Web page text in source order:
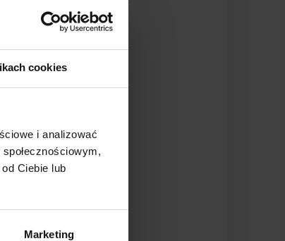
cookies
i analizować
Ciebie lub
Marketing